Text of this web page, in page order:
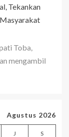
Tekankan
Toba,
mengambil
Agustus 2026
J S